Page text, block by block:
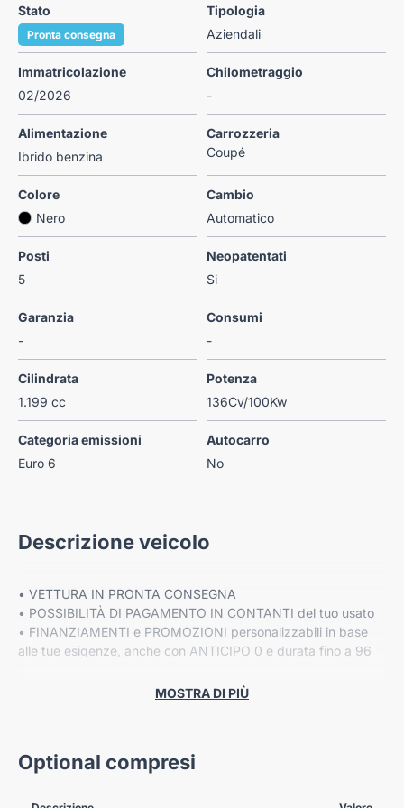
Stato
Pronta consegna
Tipologia
Aziendali
Immatricolazione
02/2026
Chilometraggio
-
Alimentazione
Ibrido benzina
Carrozzeria
Coupé
Colore
Nero
Cambio
Automatico
Posti
5
Neopatentati
Si
Garanzia
-
Consumi
-
Cilindrata
1.199 cc
Potenza
136Cv/100Kw
Categoria emissioni
Euro 6
Autocarro
No
Descrizione veicolo
• VETTURA IN PRONTA CONSEGNA
• POSSIBILITÀ DI PAGAMENTO IN CONTANTI del tuo usato
• FINANZIAMENTI e PROMOZIONI personalizzabili in base
alle tue esigenze, anche con ANTICIPO 0 e durata fino a 96
• Fino a 8 ANNI DI GARANZIA ESTESA Cover Gear*
-VERONA, Corso Milano 88/B
-VERONA, Via Gardesane 66
MOSTRA DI PIÙ
Optional compresi